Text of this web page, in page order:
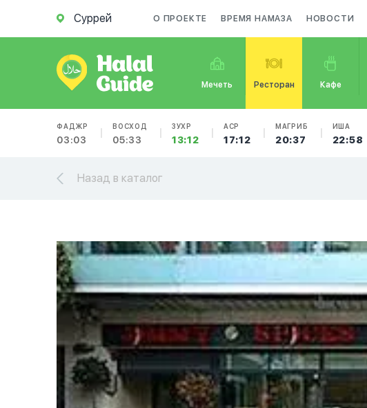
Суррей О ПРОЕКТЕ ВРЕМЯ НАМАЗА НОВОСТИ
Мечеть Ресторан Кафе
ФАДЖР
03:03
ВОСХОД
05:33
ЗУХР
13:12
АСР
17:12
МАГРИБ
20:37
ИША
22:58
Назад в каталог